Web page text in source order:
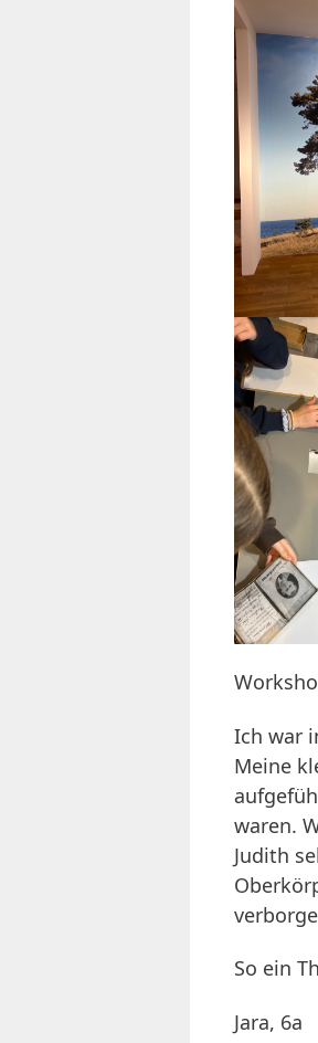
Ich war
Meine
waren.
Judith
So ein
Jara, 6a